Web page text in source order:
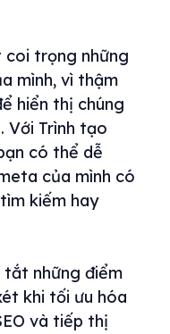
coi trọng những
mình, vì thậm
hiển thị chúng
Với Trình tạo
có thể dễ
của mình có
kiếm hay
tắt những điểm
khi tối ưu hóa
và tiếp thị